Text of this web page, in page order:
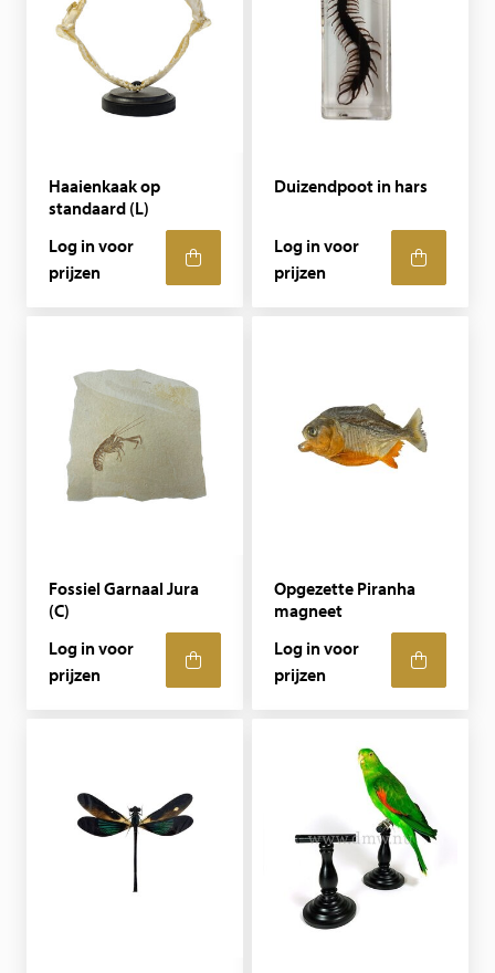
Haaienkaak op
standaard (L)
Log in voor
prijzen
Duizendpoot in hars
Log in voor
prijzen
Fossiel Garnaal Jura
(C)
Log in voor
prijzen
Opgezette Piranha
magneet
Log in voor
prijzen